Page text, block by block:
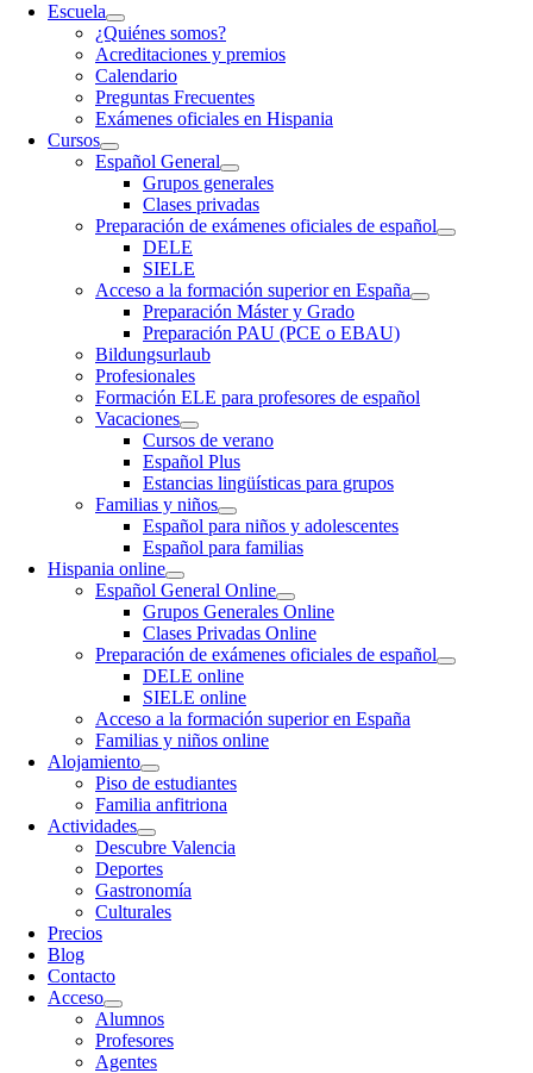
Escuela
¿Quiénes somos?
Acreditaciones y premios
Calendario
Preguntas Frecuentes
Exámenes oficiales en Hispania
Cursos
Español General
Grupos generales
Clases privadas
Preparación de exámenes oficiales de español
DELE
SIELE
Acceso a la formación superior en España
Preparación Máster y Grado
Preparación PAU (PCE o EBAU)
Bildungsurlaub
Profesionales
Formación ELE para profesores de español
Vacaciones
Cursos de verano
Español Plus
Estancias lingüísticas para grupos
Familias y niños
Español para niños y adolescentes
Español para familias
Hispania online
Español General Online
Grupos Generales Online
Clases Privadas Online
Preparación de exámenes oficiales de español
DELE online
SIELE online
Acceso a la formación superior en España
Familias y niños online
Alojamiento
Piso de estudiantes
Familia anfitriona
Actividades
Descubre Valencia
Deportes
Gastronomía
Culturales
Precios
Blog
Contacto
Acceso
Alumnos
Profesores
Agentes